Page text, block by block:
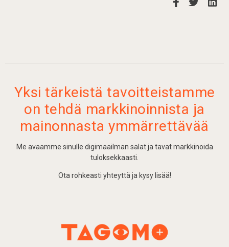
Yksi tärkeistä tavoitteistamme
on tehdä markkinoinnista ja
mainonnasta ymmärrettävää
Me avaamme sinulle digimaailman salat ja tavat markkinoida
tuloksekkaasti.
Ota rohkeasti yhteyttä ja kysy lisää!